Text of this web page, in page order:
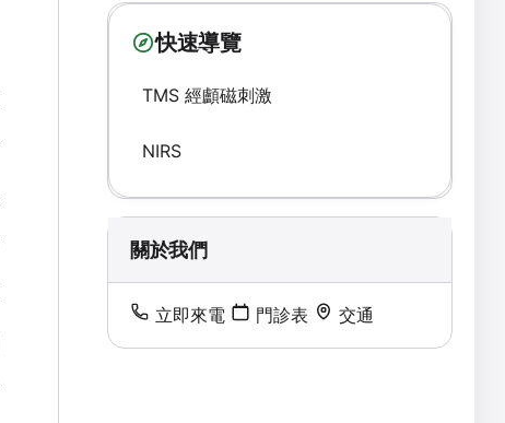
快速導覽
TMS 經顱磁刺激
NIRS
關於我們
立即來電 門診表 交通